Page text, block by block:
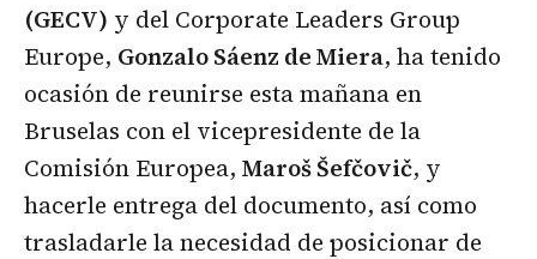
(GECV) y del Corporate Leaders Group
Europe, Gonzalo Sáenz de Miera, ha tenido
ocasión de reunirse esta mañana en
Bruselas con el vicepresidente de la
Comisión Europea, Maroš Šefčovič, y
hacerle entrega del documento, así como
trasladarle la necesidad de posicionar de